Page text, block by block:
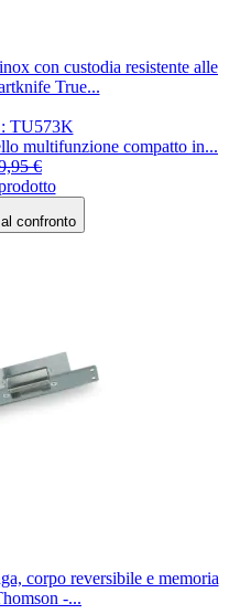
con custodia resistente alle
True...
TU573K
multifunzione compatto in...
€
confronto
corpo reversibile e memoria
-...